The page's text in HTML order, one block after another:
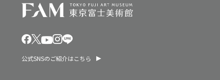
公式SNSのご紹介はこちら